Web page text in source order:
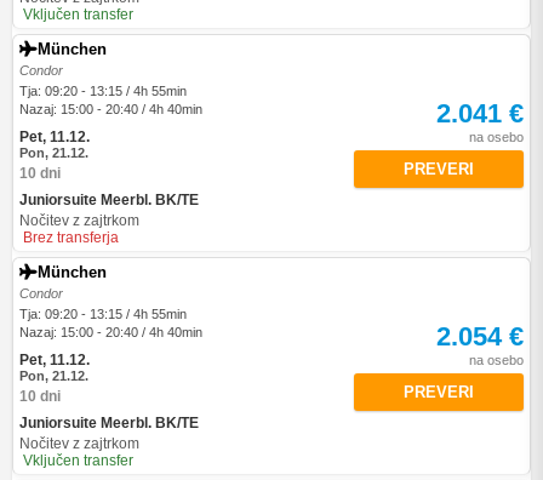
Vključen transfer
München
Condor
Tja: 09:20 - 13:15 / 4h 55min
Nazaj: 15:00 - 20:40 / 4h 40min
Pet, 11.12.
Pon, 21.12.
10 dni
Juniorsuite Meerbl. BK/TE
Nočitev z zajtrkom
Brez transferja
2.041 €
na osebo
PREVERI
München
Condor
Tja: 09:20 - 13:15 / 4h 55min
Nazaj: 15:00 - 20:40 / 4h 40min
Pet, 11.12.
Pon, 21.12.
10 dni
Juniorsuite Meerbl. BK/TE
Nočitev z zajtrkom
Vključen transfer
2.054 €
na osebo
PREVERI